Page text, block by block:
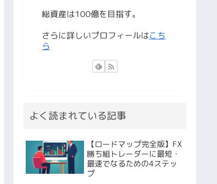
総資産は100億を目指す。
さらに詳しいプロフィールはこち
ら
よく読まれている記事
【ロードマップ完全版】FX
勝ち組トレーダーに最短・
最速でなるための4ステッ
プ